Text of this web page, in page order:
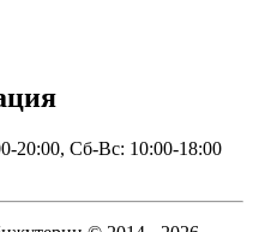
20:00, Сб-Вс: 10:00-18:00